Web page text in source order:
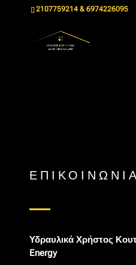
2107759214 & 6974226095
Υδραυλικά Χρήστος
Energy